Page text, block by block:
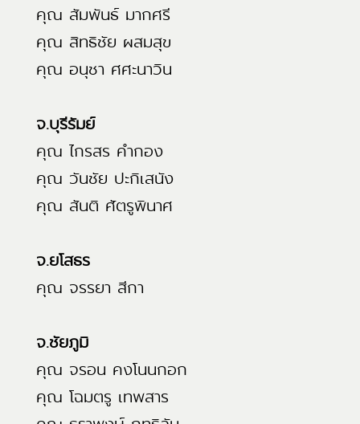
คุณ สัมพันธ์ มากศรี
คุณ สิทธิชัย ผสมสุข
คุณ อนุชา ศศะนาวิน
จ.บุรีรัมย์
คุณ ไกรสร คำกอง
คุณ วันชัย ปะกิเสนัง
คุณ สันติ ศัตรูพินาศ
จ.ยโสธร
คุณ จรรยา สีกา
จ.ชัยภูมิ
คุณ จรอน คงโนนกอก
คุณ โฉมตรู เทพสาร